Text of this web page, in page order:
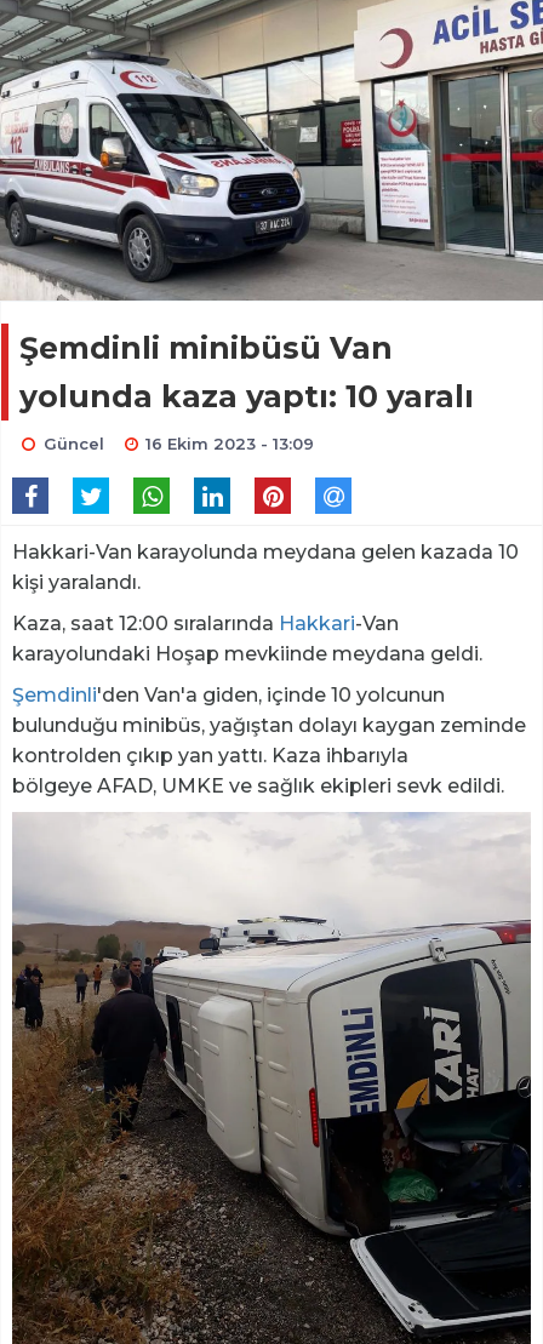
Şemdinli minibüsü Van
yolunda kaza yaptı: 10 yaralı
Güncel 16 Ekim 2023 - 13:09
Hakkari-Van karayolunda meydana gelen kazada 10
kişi yaralandı.
Kaza, saat 12:00 sıralarında Hakkari-Van
karayolundaki Hoşap mevkiinde meydana geldi.
Şemdinli'den Van'a giden, içinde 10 yolcunun
bulunduğu minibüs, yağıştan dolayı kaygan zeminde
kontrolden çıkıp yan yattı. Kaza ihbarıyla
bölgeye AFAD, UMKE ve sağlık ekipleri sevk edildi.